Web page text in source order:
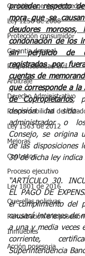
Omisión agente retenedor
Ley 1258 de 2008
Protección consumidor
Garantia decenal
Responsabilidad civil
Arbitraje
Derecho Administrativo
Responsabilidad del
Ley 1563 de 2012
Mejoras
Contratos
Proceso ejecutivo
Ley 1801 de 2016
Querellas policivas
Perturbación a la posesión
Inmuebles
Acción posesoria
proceder respecto
mora que se
deudores morosos,
condonación de los
sin perjuicio de
registrados por
cuentas de
que corresponde a la
de Copropietarios,
decisión ha sido
administrador o
Consejo, se origina
de las disposiciones
30 de dicha ley
“ARTÍCULO 30.
EL PAGO DE
el cumplimiento del
causará intereses de
a una y media veces
corriente,
Superintendencia